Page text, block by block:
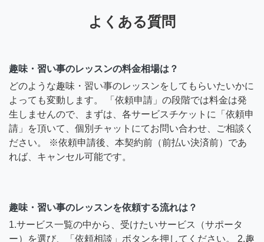
よくある質問
趣味・習い事のレッスンの料金相場は？
どのような趣味・習い事のレッスンをしてもらいたいかに
よっても変動します。 「依頼申請」の段階では料金は発
生しませんので、まずは、各サービスチケットに「依頼申
請」を頂いて、個別チャットにてお問い合わせ、ご相談く
ださい。 ※依頼申請後、本契約前（前払い決済前）であ
れば、キャンセル可能です。
趣味・習い事のレッスンを依頼する流れは？
1.サービス一覧の中から、受けたいサービス（サポータ
ー）を選び、「依頼相談」ボタンを押してください。 2.趣